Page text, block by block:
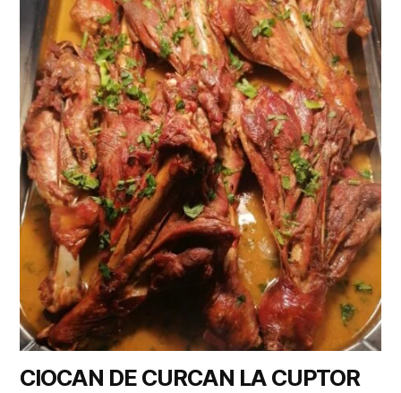
CIOCAN DE CURCAN LA CUPTOR